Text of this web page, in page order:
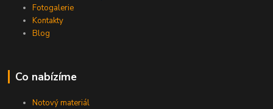
Fotogalerie
Kontakty
Blog
Co nabízíme
Notový materiál